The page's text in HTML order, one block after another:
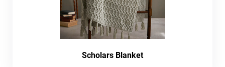
Scholars Blanket